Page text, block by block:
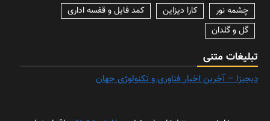
چشمه نور
کارا دیزاین
کمد فایل و قفسه اداری
گل و گلدان
تبلیغات متنی
دیجیزا – آخرین اخبار فناوری و تکنولوژی جهان